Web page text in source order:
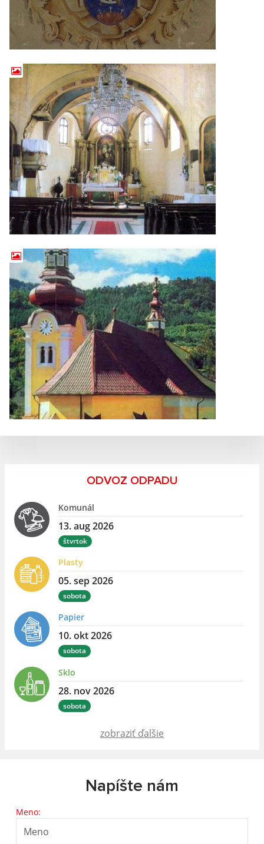
ODVOZ ODPADU
Komunál
13. aug 2026
štvrtok
Plasty
05. sep 2026
sobota
Papier
10. okt 2026
sobota
Sklo
28. nov 2026
sobota
zobraziť ďalšie
Napíšte nám
Meno: